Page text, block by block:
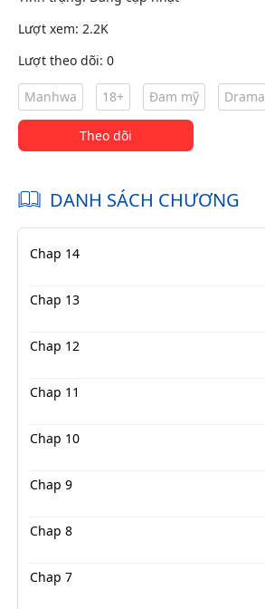
Lượt xem: 2.2K
Lượt theo dõi: 0
Manhwa 18+ Đam mỹ Drama
Theo dõi
DANH SÁCH CHƯƠNG
Chap 14
Chap 13
Chap 12
Chap 11
Chap 10
Chap 9
Chap 8
Chap 7